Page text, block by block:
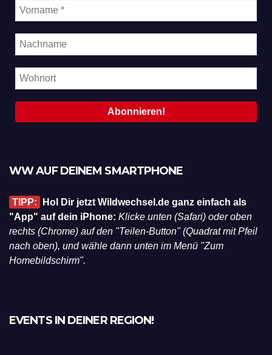
WW AUF DEINEM SMARTPHONE
TIPP:
Hol Dir jetzt Wildwechsel.de ganz einfach als
"App" auf dein iPhone: Klicke unten (Safari) oder oben
rechts (Chrome) auf den "Teilen-Button" (Quadrat mit Pfeil
nach oben), und wähle dann unten im Menü "Zum
Homebildschirm".
EVENTS IN DEINER REGION!